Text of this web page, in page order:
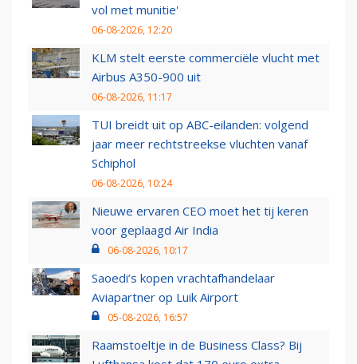
vol met munitie'
06-08-2026, 12:20
KLM stelt eerste commerciële vlucht met
Airbus A350-900 uit
06-08-2026, 11:17
TUI breidt uit op ABC-eilanden: volgend
jaar meer rechtstreekse vluchten vanaf
Schiphol
06-08-2026, 10:24
Nieuwe ervaren CEO moet het tij keren
voor geplaagd Air India
06-08-2026, 10:17
Saoedi’s kopen vrachtafhandelaar
Aviapartner op Luik Airport
05-08-2026, 16:57
Raamstoeltje in de Business Class? Bij